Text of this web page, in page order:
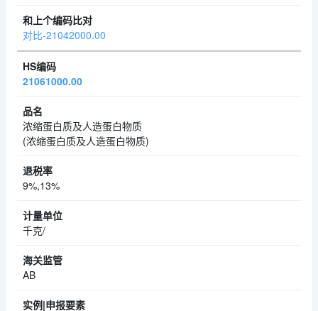
对比-21042000.00
21061000.00
浓缩蛋白质及人造蛋白物质
(浓缩蛋白质及人造蛋白物质)
9%,13%
千克/
AB